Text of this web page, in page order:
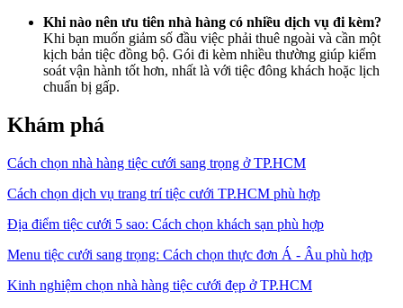
Khi nào nên ưu tiên nhà hàng có nhiều dịch vụ đi kèm?
Khi bạn muốn giảm số đầu việc phải thuê ngoài và cần một
kịch bản tiệc đồng bộ. Gói đi kèm nhiều thường giúp kiểm
soát vận hành tốt hơn, nhất là với tiệc đông khách hoặc lịch
chuẩn bị gấp.
Khám phá
Cách chọn nhà hàng tiệc cưới sang trọng ở TP.HCM
Cách chọn dịch vụ trang trí tiệc cưới TP.HCM phù hợp
Địa điểm tiệc cưới 5 sao: Cách chọn khách sạn phù hợp
Menu tiệc cưới sang trọng: Cách chọn thực đơn Á - Âu phù hợp
Kinh nghiệm chọn nhà hàng tiệc cưới đẹp ở TP.HCM